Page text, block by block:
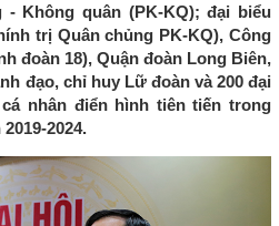
- Không quân (PK-KQ); đại biểu
trị Quân chủng PK-KQ), Công
đoàn 18), Quận đoàn Long Biên,
đạo, chỉ huy Lữ đoàn và 200 đại
nhân điển hình tiên tiến trong
2024.